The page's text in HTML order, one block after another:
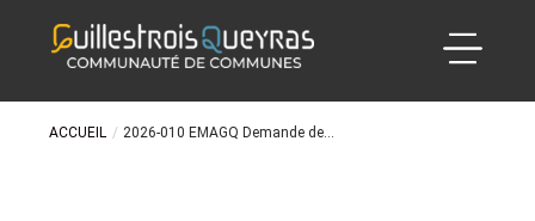
ACCUEIL / 2026-010 EMAGQ Demande de...